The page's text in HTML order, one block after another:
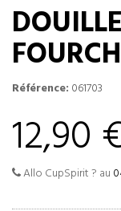
Référence: 061703
12,90
Allo CupSpirit ? au